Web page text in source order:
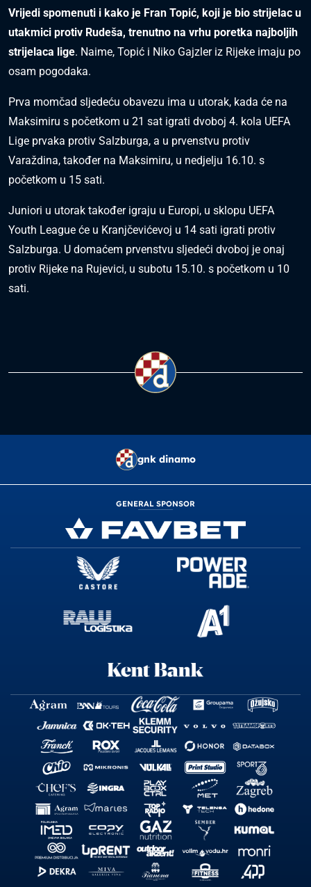
Vrijedi spomenuti i kako je Fran Topić, koji je bio strijelac u
utakmici protiv Rudeša, trenutno na vrhu poretka najboljih
strijelaca lige. Naime, Topić i Niko Gajzler iz Rijeke imaju po
osam pogodaka.
Prva momčad sljedeću obavezu ima u utorak, kada će na
Maksimiru s početkom u 21 sat igrati dvoboj 4. kola UEFA
Lige prvaka protiv Salzburga, a u prvenstvu protiv
Varaždina, također na Maksimiru, u nedjelju 16.10. s
početkom u 15 sati.
Juniori u utorak također igraju u Europi, u sklopu UEFA
Youth League će u Kranjčevićevoj u 14 sati igrati protiv
Salzburga. U domaćem prvenstvu sljedeći dvoboj je onaj
protiv Rijeke na Rujevici, u subotu 15.10. s početkom u 10
sati.
gnk dinamo
GENERAL SPONSOR